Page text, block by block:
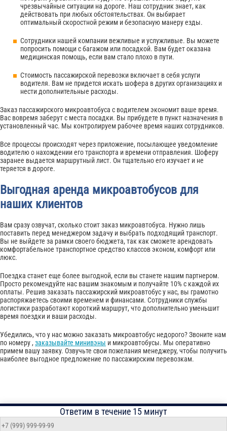
чрезвычайные ситуации на дороге. Наш сотрудник знает, как
действовать при любых обстоятельствах. Он выбирает
оптимальный скоростной режим и безопасную манеру езды.
Сотрудники нашей компании вежливые и услужливые. Вы можете
попросить помощи с багажом или посадкой. Вам будет оказана
медицинская помощь, если вам стало плохо в пути.
Стоимость пассажирской перевозки включает в себя услуги
водителя. Вам не придется искать шофера в других организациях и
нести дополнительные расходы.
Заказ пассажирского микроавтобуса с водителем экономит ваше время.
Вас вовремя заберут с места посадки. Вы прибудете в пункт назначения в
установленный час. Мы контролируем рабочее время наших сотрудников.
Все процессы происходят через приложение, посылающее уведомление
водителю о нахождении его транспорта и времени отправления. Шоферу
заранее выдается маршрутный лист. Он тщательно его изучает и не
теряется в дороге.
Выгодная аренда микроавтобусов для
наших клиентов
Вам сразу озвучат, сколько стоит заказ микроавтобуса. Нужно лишь
поставить перед менеджером задачу и выбрать подходящий транспорт.
Вы не выйдете за рамки своего бюджета, так как сможете арендовать
комфортабельное транспортное средство классов эконом, комфорт или
люкс.
Поездка станет еще более выгодной, если вы станете нашим партнером.
Просто рекомендуйте нас вашим знакомым и получайте 10% с каждой их
оплаты. Решив заказать пассажирский микроавтобус у нас, вы грамотно
распоряжаетесь своими временем и финансами. Сотрудники службы
логистики разработают короткий маршрут, что дополнительно уменьшит
время поездки и ваши расходы.
Убедились, что у нас можно заказать микроавтобус недорого? Звоните нам
по номеру , заказывайте минивэны и микроавтобусы. Мы оперативно
примем вашу заявку. Озвучьте свои пожелания менеджеру, чтобы получить
наиболее выгодное предложение по пассажирским перевозкам.
Ответим в течение 15 минут